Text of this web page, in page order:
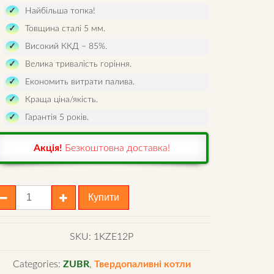
Найбільша топка!
Товщина сталі 5 мм.
Високий ККД – 85%.
Велика тривалість горіння.
Економить витрати палива.
Краща ціна/якість.
Гарантія 5 років.
Акція! Безкоштовна доставка!
Купити
SKU: 1KZE12P
Categories: ZUBR, Твердопаливні котли